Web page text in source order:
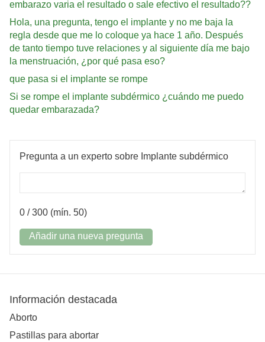
embarazo varia el resultado o sale efectivo el resultado??
Hola, una pregunta, tengo el implante y no me baja la
regla desde que me lo coloque ya hace 1 año. Después
de tanto tiempo tuve relaciones y al siguiente día me bajo
la menstruación, ¿por qué pasa eso?
que pasa si el implante se rompe
Si se rompe el implante subdérmico ¿cuándo me puedo
quedar embarazada?
Pregunta a un experto sobre Implante subdérmico
0 / 300 (mín. 50)
Añadir una nueva pregunta
Información destacada
Aborto
Pastillas para abortar